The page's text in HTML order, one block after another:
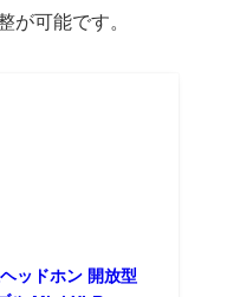
が可能です。
ッドホン 開放型